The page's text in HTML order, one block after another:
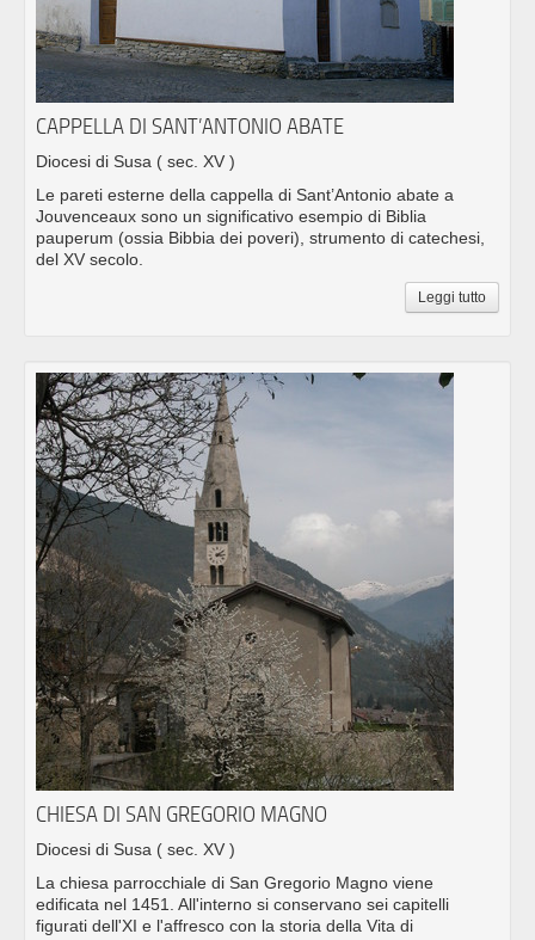
CAPPELLA DI SANT’ANTONIO ABATE
Diocesi di Susa ( sec. XV )
Le pareti esterne della cappella di Sant’Antonio abate a
Jouvenceaux sono un significativo esempio di Biblia
pauperum (ossia Bibbia dei poveri), strumento di catechesi,
del XV secolo.
Leggi tutto
CHIESA DI SAN GREGORIO MAGNO
Diocesi di Susa ( sec. XV )
La chiesa parrocchiale di San Gregorio Magno viene
edificata nel 1451. All'interno si conservano sei capitelli
figurati dell'XI e l'affresco con la storia della Vita di